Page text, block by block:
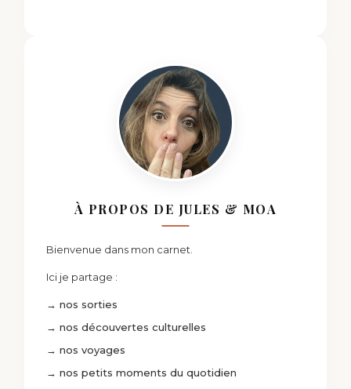
À PROPOS DE JULES & MOA
Bienvenue dans mon carnet.
Ici je partage :
→ nos sorties
→ nos découvertes culturelles
→ nos voyages
→ nos petits moments du quotidien